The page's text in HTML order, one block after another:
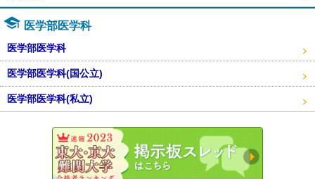
医学部医学科
医学部医学科
医学部医学科(国公立)
医学部医学科(私立)